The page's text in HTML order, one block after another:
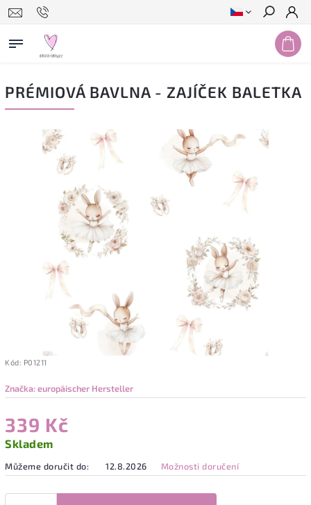
Hledat
PRÉMIOVÁ BAVLNA - ZAJÍČEK BALETKA
Kód: P01211
Značka:europäischer Hersteller
339 Kč
Skladem
Můžeme doručit do: 12.8.2026 Možnosti doručení